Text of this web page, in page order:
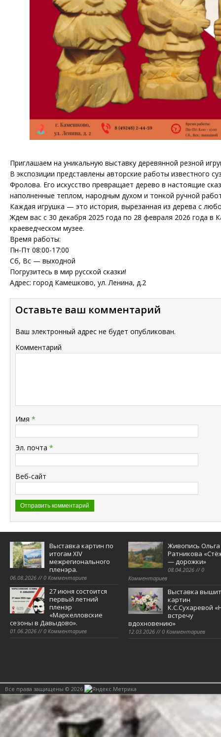
Приглашаем на уникальную выставку деревянной резной
В экспозиции представлены авторские работы известного
Фролова. Его искусство превращает дерево в настоящие
наполненные теплом, народным духом и тонкой ручной
Каждая игрушка — это история, вырезанная из дерева с
Ждем вас с 30 декабря 2025 года по 28 февраля 2026 года в
краеведческом музее.
Время работы:
Пн-Пт 08:00-17:00
Сб, Вс — выходной
Погрузитесь в мир русской сказки!
Адрес: город Камешково, ул. Ленина, д.2
Оставьте ваш комментарий
Ваш электронный адрес не будет опубликован.
Комментарий
Имя *
Эл. почта *
Веб-сайт
Выставка картин по
итогам XIV
межрегионального
пленэра.
06.08.2026 // 0 Комментариев
27 июня состоится
первый летний
пленэр
«Маркелловские
сезоны в Давыдово».
01.06.2026 // 0 Комментариев
Живопись Ольга
Ратникова
— дорожки»
08.04.2026 // 0
Комментариев
Выставка
картин
К.С.Сухаревой
встречу
вдохновению»
12.03.2026 // 0 Комментариев
Все права защищены © 2026